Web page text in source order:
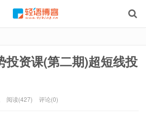
投资课(第二期)超短线投
阅读(427) 评论(0)